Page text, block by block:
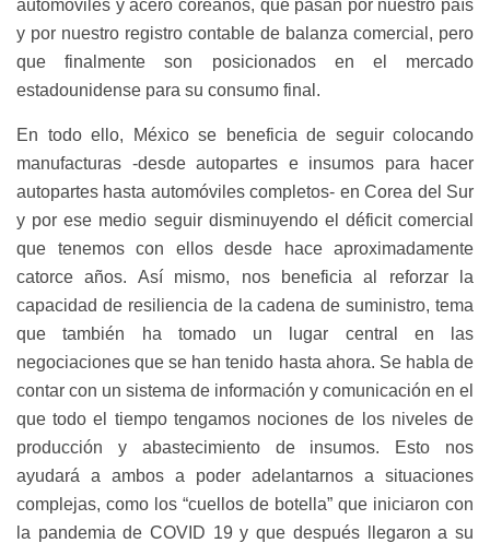
automóviles y acero coreanos, que pasan por nuestro país
y por nuestro registro contable de balanza comercial, pero
que finalmente son posicionados en el mercado
estadounidense para su consumo final.
En todo ello, México se beneficia de seguir colocando
manufacturas -desde autopartes e insumos para hacer
autopartes hasta automóviles completos- en Corea del Sur
y por ese medio seguir disminuyendo el déficit comercial
que tenemos con ellos desde hace aproximadamente
catorce años. Así mismo, nos beneficia al reforzar la
capacidad de resiliencia de la cadena de suministro, tema
que también ha tomado un lugar central en las
negociaciones que se han tenido hasta ahora. Se habla de
contar con un sistema de información y comunicación en el
que todo el tiempo tengamos nociones de los niveles de
producción y abastecimiento de insumos. Esto nos
ayudará a ambos a poder adelantarnos a situaciones
complejas, como los “cuellos de botella” que iniciaron con
la pandemia de COVID 19 y que después llegaron a su